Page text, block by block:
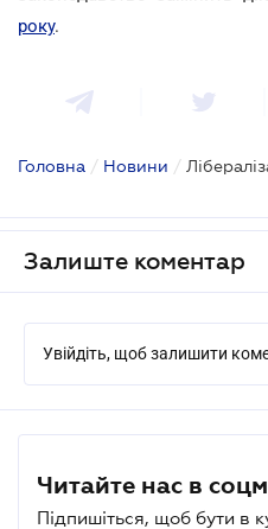
року.
Головна / Новини /
Залиште коментар
Увійдіть, щоб залишити
Читайте нас в
Підпишіться, щоб бути в